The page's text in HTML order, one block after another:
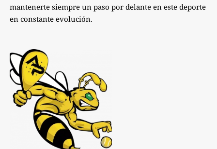
mantenerte siempre un paso por delante en este deporte
en constante evolución.